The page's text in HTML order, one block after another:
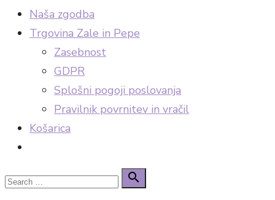
Naša zgodba
Trgovina Zale in Pepe
Zasebnost
GDPR
Splošni pogoji poslovanja
Pravilnik povrnitev in vračil
Košarica
Search

Search